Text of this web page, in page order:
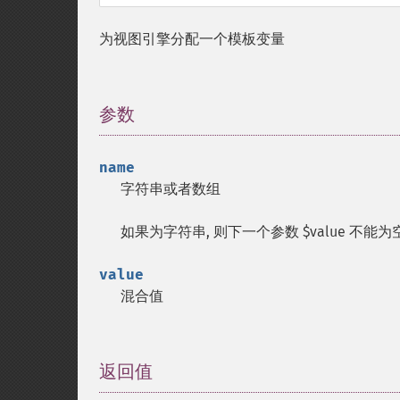
为视图引擎分配一个模板变量
参数
name
字符串或者数组
如果为字符串, 则下一个参数 $value 不能为
value
混合值
返回值